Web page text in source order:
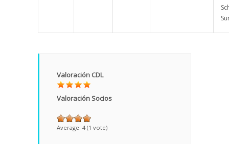
Valoración CDL
Valoración Socios
Average: 4 (1 vote)